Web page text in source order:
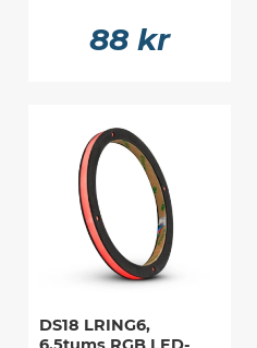
88 kr
DS18 LRING6,